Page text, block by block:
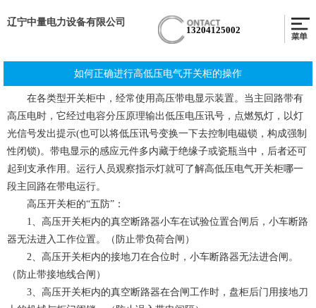
辽宁中量电力设备有限公司
13204125002
如何正确进行高低压电气开关柜的操作
在各类型开关柜中，经常使用高压带电显示装置。当主回路带有
高压电时，它经过电容分压原理输出低压电压讯号，点燃氖灯，以灯
光信号发出提示(也可以将低压讯号变换一下去控制电磁锁，构成强制
性闭锁)。带电显示的感应元件多内藏于绝缘子或瓷瓶当中，后者还可
起到支承作用。运行人员观察指示灯就可了解高低压电气开关柜哪一
段主回路在带电运行。
高压开关柜的“五防”：
1、高压开关柜内的真空断路器小车在试验位置合闸后，小车断路
器无法进入工作位置。（防止带负荷合闸）
2、高压开关柜内的接地刀在合位时，小车断路器无法进合闸。
（防止带接地线合闸）
3、高压开关柜内的真空断路器在合闸工作时，盘柜后门用接地刀